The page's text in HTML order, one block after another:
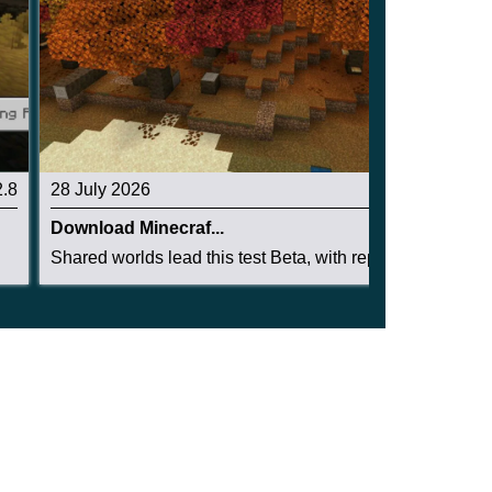
28 July 2026
Download Minecraf...
Shared worlds lead this test Beta, with repairs...